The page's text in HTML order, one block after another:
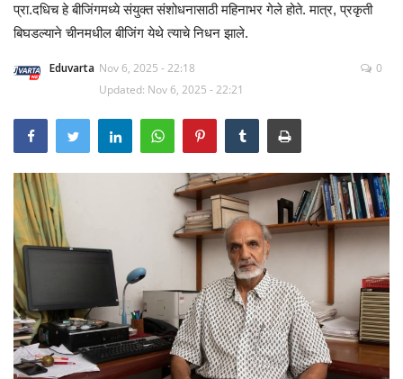
Language
प्रा.दधिच हे बीजिंगमध्ये संयुक्त संशोधनासाठी महिनाभर गेले होते. मात्र, प्रकृती
बिघडल्याने चीनमधील बीजिंग येथे त्याचे निधन झाले.
Eduvarta Nov 6, 2025 - 22:18
Updated: Nov 6, 2025 - 22:21
0